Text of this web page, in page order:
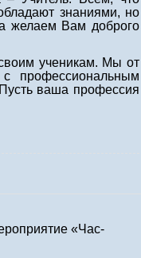
знаниями, но
желаем Вам доброго
ученикам. Мы от
с профессиональным
ваша профессия
«Час-